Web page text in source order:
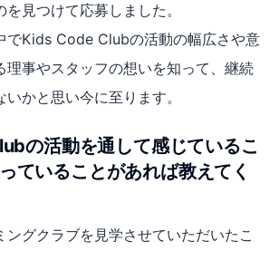
見つけて応募しました。
でKids Code Clubの活動の幅広さや意
理事やスタッフの想いを知って、継続
かと思い今に至ります。
の活動を通して感じているこ
ていることがあれば教えてく
ングクラブを見学させていただいたこ